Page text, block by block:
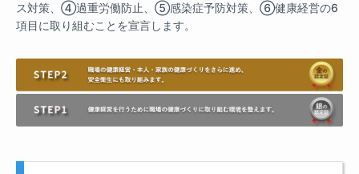
ス対策、④過重労働防止、⑤感染症予防対策、⑥健康経営の6
項目に取り組むことを宣言します。